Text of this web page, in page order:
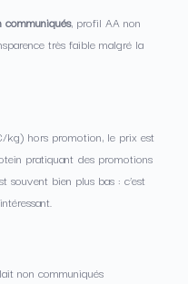
, profil AA non
très faible malgré la
hors promotion, le prix est
pratiquant des promotions
souvent bien plus bas : c’est
non communiqués